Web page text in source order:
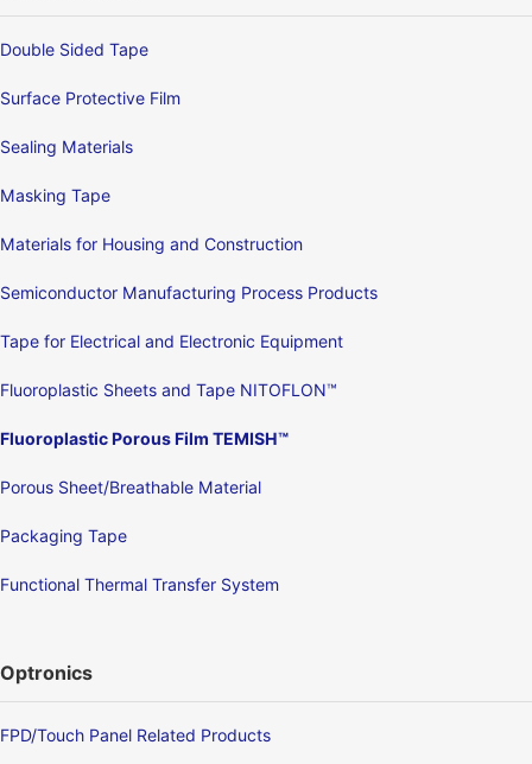
Double Sided Tape
Surface Protective Film
Sealing Materials
Masking Tape
Materials for Housing and Construction
Semiconductor Manufacturing Process Products
Tape for Electrical and Electronic Equipment
Fluoroplastic Sheets and Tape NITOFLON™
Fluoroplastic Porous Film TEMISH™
Porous Sheet/Breathable Material
Packaging Tape
Functional Thermal Transfer System
Optronics
FPD/Touch Panel Related Products